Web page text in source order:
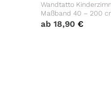
Wandtatto
Maßband 40 – 200
ohne Hintergrundfolie,
ab 18,90 €